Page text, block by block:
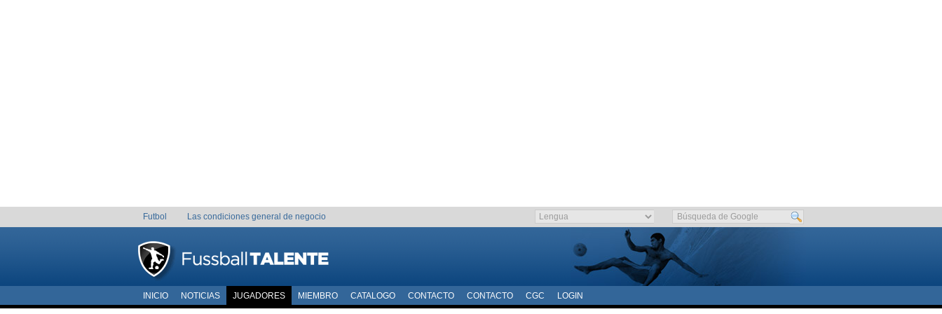
Futbol Las condiciones general de negocio
INICIO NOTICIAS JUGADORES MIEMBRO CATALOGO CONTACTO CONTACTO CGC LOGIN